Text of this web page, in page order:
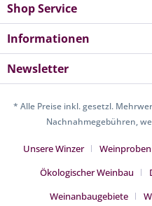
Shop Service
Informationen
Newsletter
* Alle Preise inkl. gesetzl.
Nachnahmegebühren,
Unsere Winzer Weinproben
Ökologischer Weinbau
Weinanbaugebiete